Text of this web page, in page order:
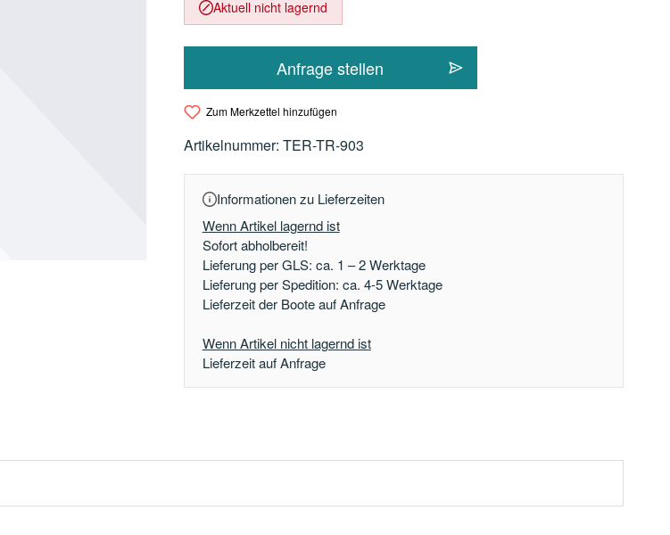
Aktuell nicht lagernd
Anfrage stellen
Zum Merkzettel hinzufügen
Artikelnummer: TER-TR-903
Informationen zu Lieferzeiten
Wenn Artikel lagernd ist
Sofort abholbereit!
Lieferung per GLS: ca. 1 – 2 Werktage
Lieferung per Spedition: ca. 4-5 Werktage
Lieferzeit der Boote auf Anfrage
Wenn Artikel nicht lagernd ist
Lieferzeit auf Anfrage